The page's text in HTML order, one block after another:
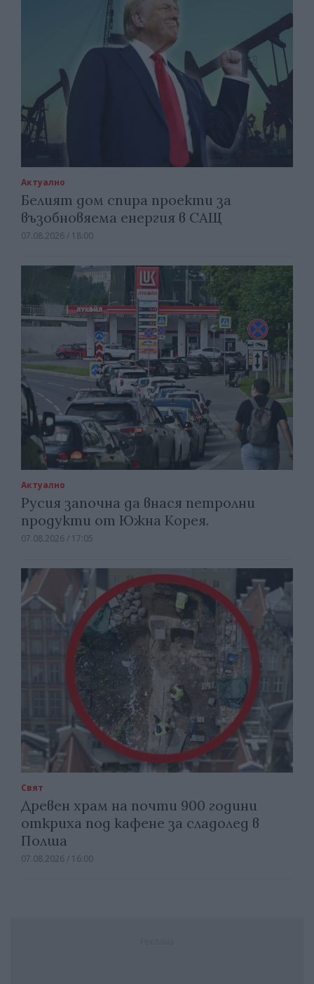
Актуално
Белият дом спира проекти за
възобновяема енергия в САЩ
07.08.2026 / 18:00
Актуално
Русия започна да внася петролни
продукти от Южна Корея.
07.08.2026 / 17:05
Свят
Древен храм на почти 900 години
откриха под кафене за сладолед в
Полша
07.08.2026 / 16:00